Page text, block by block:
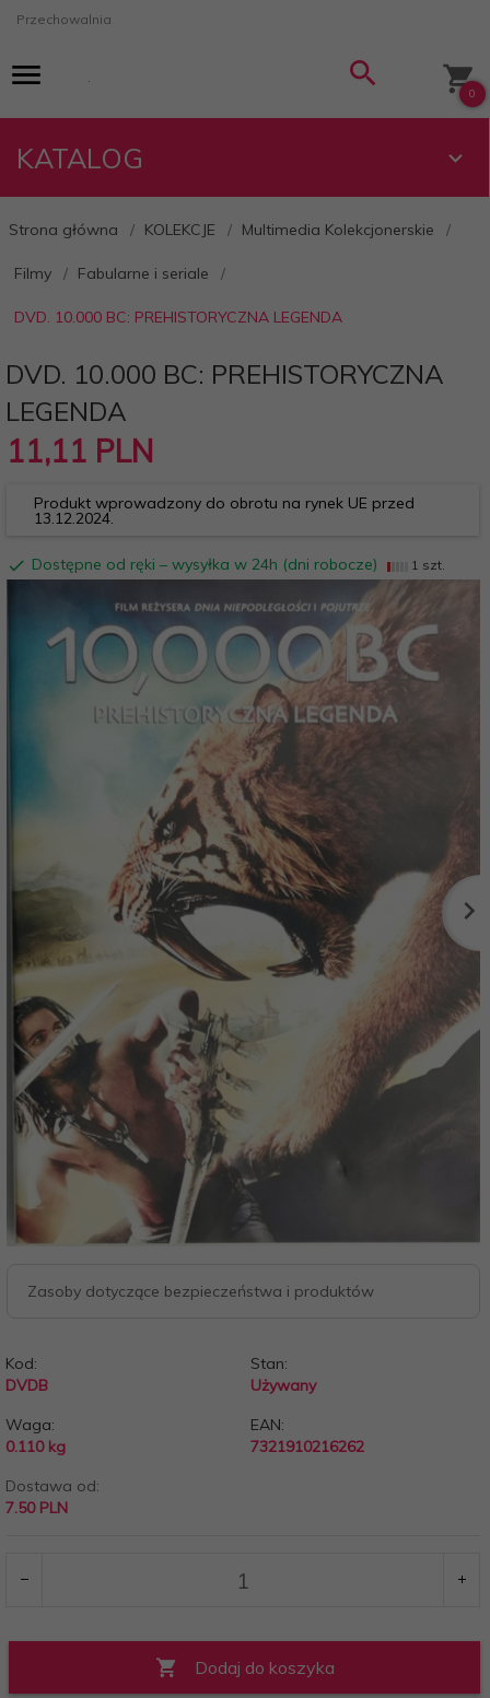
Przechowalnia
0
KATALOG
Strona główna KOLEKCJE Multimedia Kolekcjonerskie
Filmy Fabularne i seriale
DVD. 10.000 BC: PREHISTORYCZNA LEGENDA
DVD. 10.000 BC: PREHISTORYCZNA
LEGENDA
11,11 PLN
Produkt wprowadzony do obrotu na rynek UE przed
13.12.2024.
Dostępne od ręki – wysyłka w 24h (dni robocze) 1 szt.
Zasoby dotyczące bezpieczeństwa i produktów
Kod:
DVDB
Stan:
Używany
Waga:
0.110 kg
EAN:
7321910216262
Dostawa od:
7.50 PLN
Dodaj do koszyka